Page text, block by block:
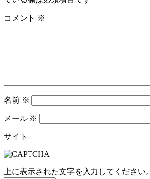
コメント ※
名前 ※
メール ※
サイト
上に表示された文字を入力してください。